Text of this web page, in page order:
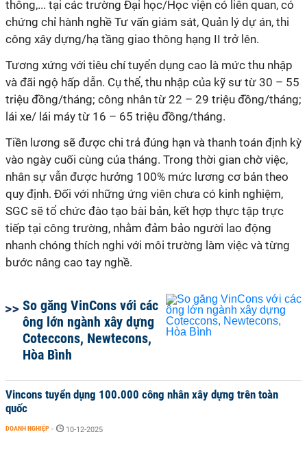
thông,... tại các trường Đại học/Học viện có liên quan, có
chứng chỉ hành nghề Tư vấn giám sát, Quản lý dự án, thi
công xây dựng/hạ tầng giao thông hạng II trở lên.
Tương xứng với tiêu chí tuyển dụng cao là mức thu nhập
và đãi ngộ hấp dẫn. Cụ thể, thu nhập của kỹ sư từ 30 – 55
triệu đồng/tháng; công nhân từ 22 – 29 triệu đồng/tháng;
lái xe/ lái máy từ 16 – 65 triệu đồng/tháng.
Tiền lương sẽ được chi trả đúng hạn và thanh toán định kỳ
vào ngày cuối cùng của tháng. Trong thời gian chờ việc,
nhân sự vẫn được hưởng 100% mức lương cơ bản theo
quy định. Đối với những ứng viên chưa có kinh nghiệm,
SGC sẽ tổ chức đào tạo bài bản, kết hợp thực tập trực
tiếp tại công trường, nhằm đảm bảo người lao động
nhanh chóng thích nghi với môi trường làm việc và từng
bước nâng cao tay nghề.
So găng VinCons với các
ông lớn ngành xây dựng
Coteccons, Newtecons,
Hòa Bình
Vincons tuyển dụng 100.000 công nhân xây dựng trên toàn
quốc
DOANH NGHIỆP - 10-12-2025